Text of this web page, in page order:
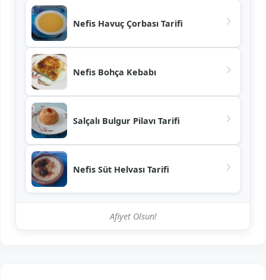
Nefis Havuç Çorbası Tarifi
Nefis Bohça Kebabı
Salçalı Bulgur Pilavı Tarifi
Nefis Süt Helvası Tarifi
Afiyet Olsun!